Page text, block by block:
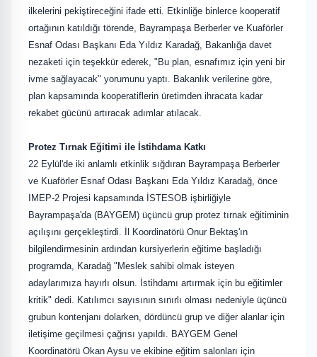
ilkelerini pekiştireceğini ifade etti. Etkinliğe binlerce kooperatif
ortağının katıldığı törende, Bayrampaşa Berberler ve Kuaförler
Esnaf Odası Başkanı Eda Yıldız Karadağ, Bakanlığa davet
nezaketi için teşekkür ederek, "Bu plan, esnafımız için yeni bir
ivme sağlayacak" yorumunu yaptı. Bakanlık verilerine göre,
plan kapsamında kooperatiflerin üretimden ihracata kadar
rekabet gücünü artıracak adımlar atılacak.
Protez Tırnak Eğitimi ile İstihdama Katkı
22 Eylül'de iki anlamlı etkinlik sığdıran Bayrampaşa Berberler
ve Kuaförler Esnaf Odası Başkanı Eda Yıldız Karadağ, önce
IMEP-2 Projesi kapsamında İSTESOB işbirliğiyle
Bayrampaşa'da (BAYGEM) üçüncü grup protez tırnak eğitiminin
açılışını gerçekleştirdi. İl Koordinatörü Onur Bektaş'ın
bilgilendirmesinin ardından kursiyerlerin eğitime başladığı
programda, Karadağ "Meslek sahibi olmak isteyen
adaylarımıza hayırlı olsun. İstihdamı artırmak için bu eğitimler
kritik" dedi. Katılımcı sayısının sınırlı olması nedeniyle üçüncü
grubun kontenjanı dolarken, dördüncü grup ve diğer alanlar için
iletişime geçilmesi çağrısı yapıldı. BAYGEM Genel
Koordinatörü Okan Aysu ve ekibine eğitim salonları için